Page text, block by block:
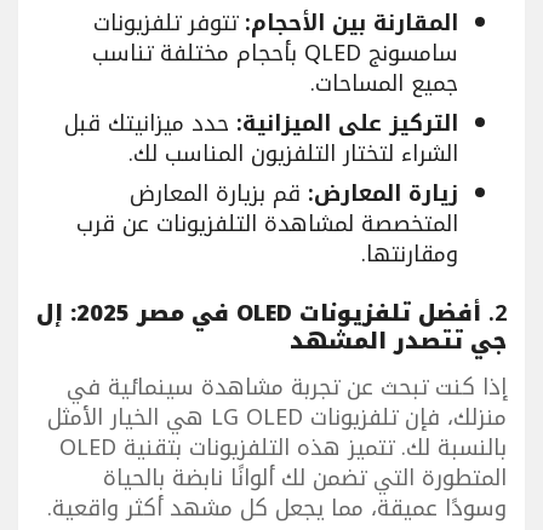
المقارنة بين الأحجام:تتوفر تلفزيونات
سامسونج QLED بأحجام مختلفة تناسب
جميع المساحات.
التركيز على الميزانية: حدد ميزانيتك قبل
الشراء لتختار التلفزيون المناسب لك.
زيارة المعارض: قم بزيارة المعارض
المتخصصة لمشاهدة التلفزيونات عن قرب
ومقارنتها.
2.
أفضل تلفزيونات OLED في مصر 2025: إل
جي تتصدر المشهد
إذا كنت تبحث عن تجربة مشاهدة سينمائية في
منزلك، فإن تلفزيونات LG OLED هي الخيار الأمثل
بالنسبة لك. تتميز هذه التلفزيونات بتقنية OLED
المتطورة التي تضمن لك ألوانًا نابضة بالحياة
وسودًا عميقة، مما يجعل كل مشهد أكثر واقعية.